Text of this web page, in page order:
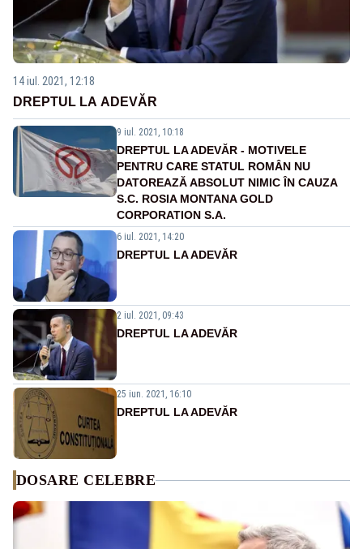
14 iul. 2021, 12:18
DREPTUL LA ADEVĂR
9 iul. 2021, 10:18
DREPTUL LA ADEVĂR - MOTIVELE
PENTRU CARE STATUL ROMÂN NU
DATOREAZĂ ABSOLUT NIMIC ÎN CAUZA
S.C. ROSIA MONTANA GOLD
CORPORATION S.A.
6 iul. 2021, 14:20
DREPTUL LA ADEVĂR
2 iul. 2021, 09:43
DREPTUL LA ADEVĂR
25 iun. 2021, 16:10
DREPTUL LA ADEVĂR
DOSARE CELEBRE